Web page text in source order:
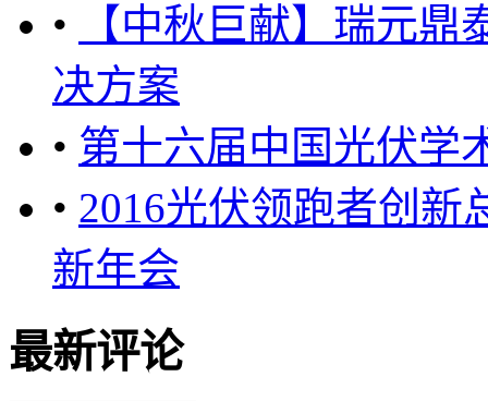
•
【中秋巨献】瑞元
决方案
• 第十六届中国光伏学
• 2016光伏领跑者创新
新年会
最新评论